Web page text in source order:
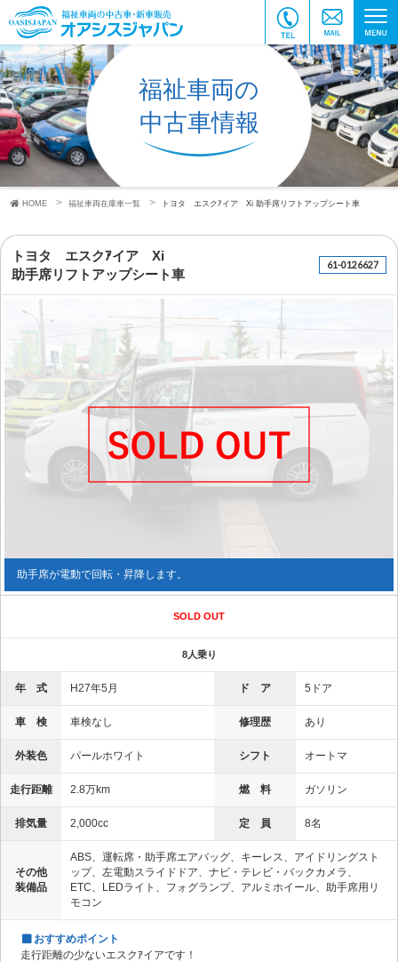
福祉車両の
中古車情報
HOME 福祉車両在庫車一覧 トヨタ エスクｱイア Xi 助手席リフトアップシート車
トヨタ エスクｱイア Xi
助手席リフトアップシート車
61-0126627
助手席が電動で回転・昇降します。
SOLD OUT
8人乗り
年 式 H27年5月 ド ア 5ドア
車 検 車検なし 修理歴 あり
外装色 パールホワイト シフト オートマ
走行距離 2.8万km 燃 料 ガソリン
排気量 2,000cc 定 員 8名
その他
装備品
ABS、運転席・助手席エアバッグ、キーレス、アイドリングスト
ップ、左電動スライドドア、ナビ・テレビ・バックカメラ、
ETC、LEDライト、フォグランプ、アルミホイール、助手席用リ
モコン
おすすめポイント
走行距離の少ないエスクｱイアです！